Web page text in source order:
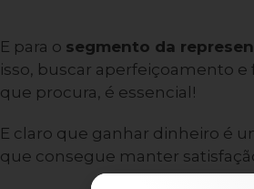
E para o segmento da
isso, buscar aperfeiçoamento
que procura, é essencial!
E claro que ganhar dinheiro é
que consegue manter